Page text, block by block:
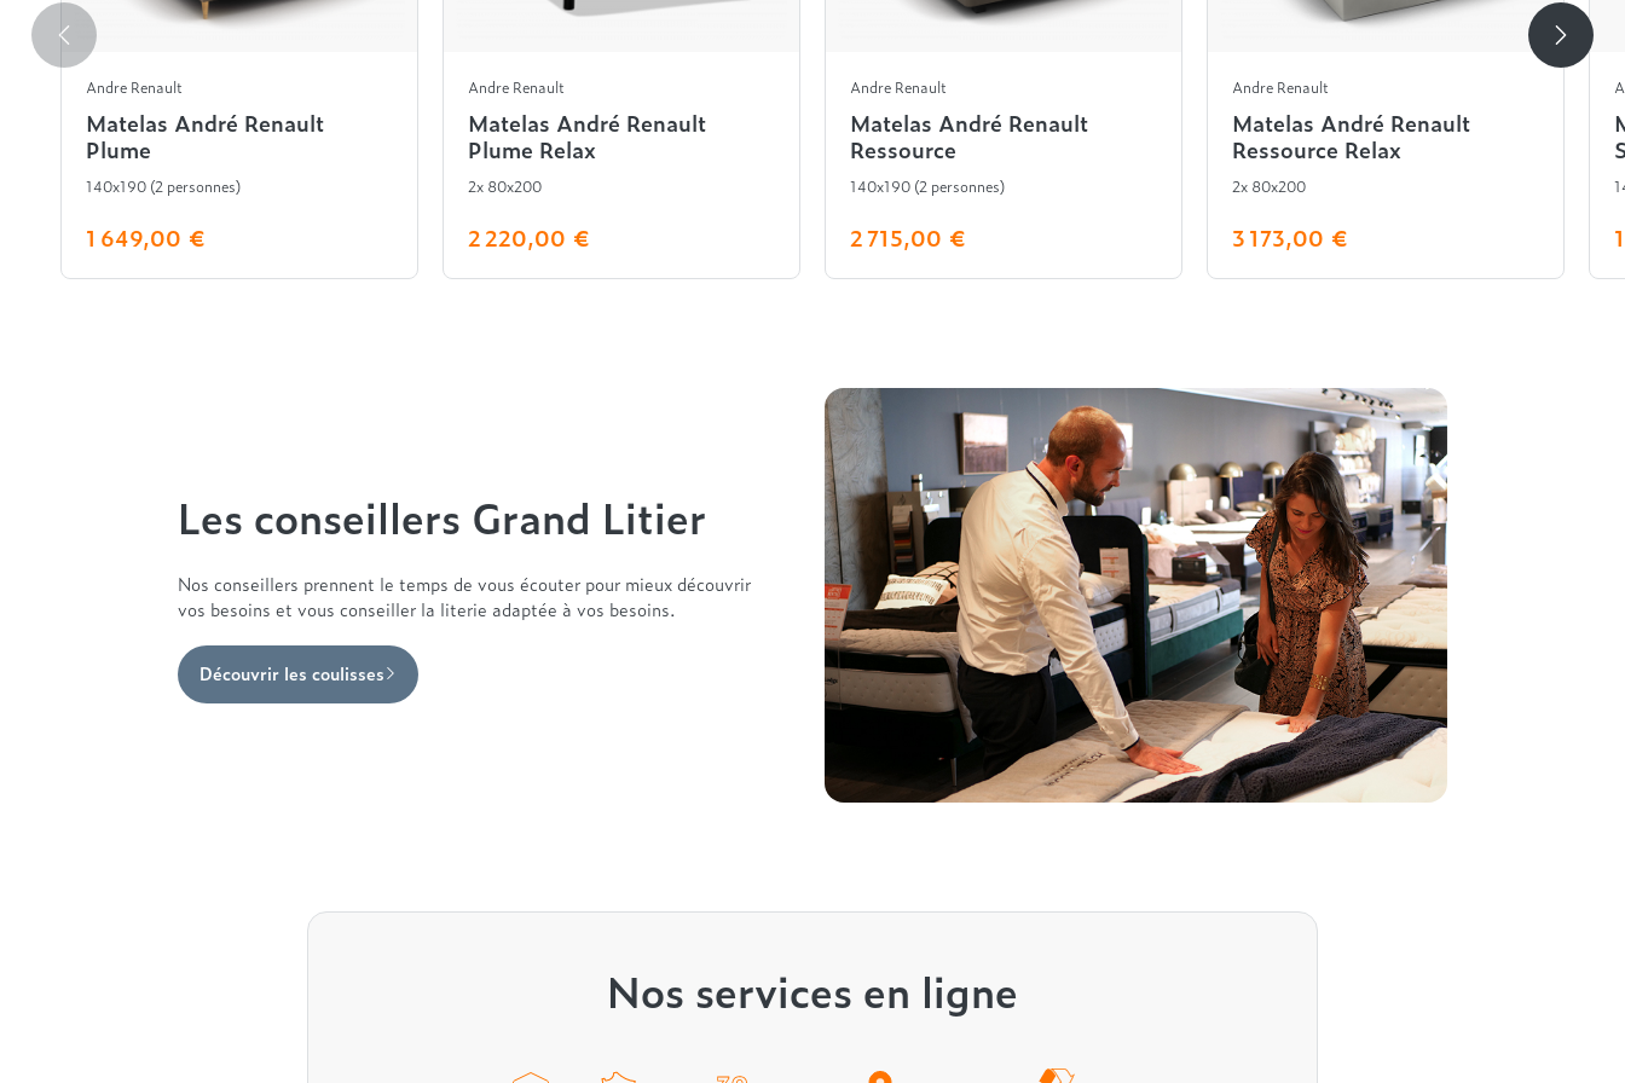
Andre Renault
Matelas André Renault
Plume
140x190 (2 personnes)
1 649,00 €
Andre Renault
Matelas André Renault
Plume Relax
2x 80x200
2 220,00 €
Andre Renault
Matelas André Renault
Ressource
140x190 (2 personnes)
2 715,00 €
Andre Renault
Matelas André Renault
Ressource Relax
2x 80x200
3 173,00 €
Les conseillers Grand Litier
Nos conseillers prennent le temps de vous écouter pour mieux découvrir
vos besoins et vous conseiller la literie adaptée à vos besoins.
Découvrir les coulisses
Nos services en ligne